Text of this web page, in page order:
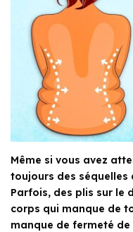
Même si vous avez
toujours des séquelles
Parfois, des plis sur le
corps qui manque de
manque de fermeté